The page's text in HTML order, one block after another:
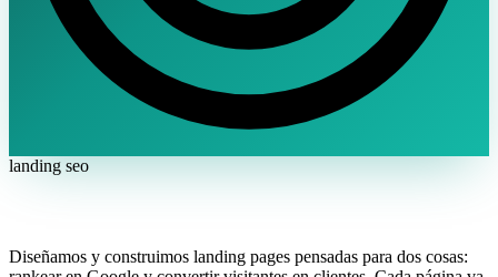
landing seo
Diseñamos y construimos landing pages pensadas para dos cosas: